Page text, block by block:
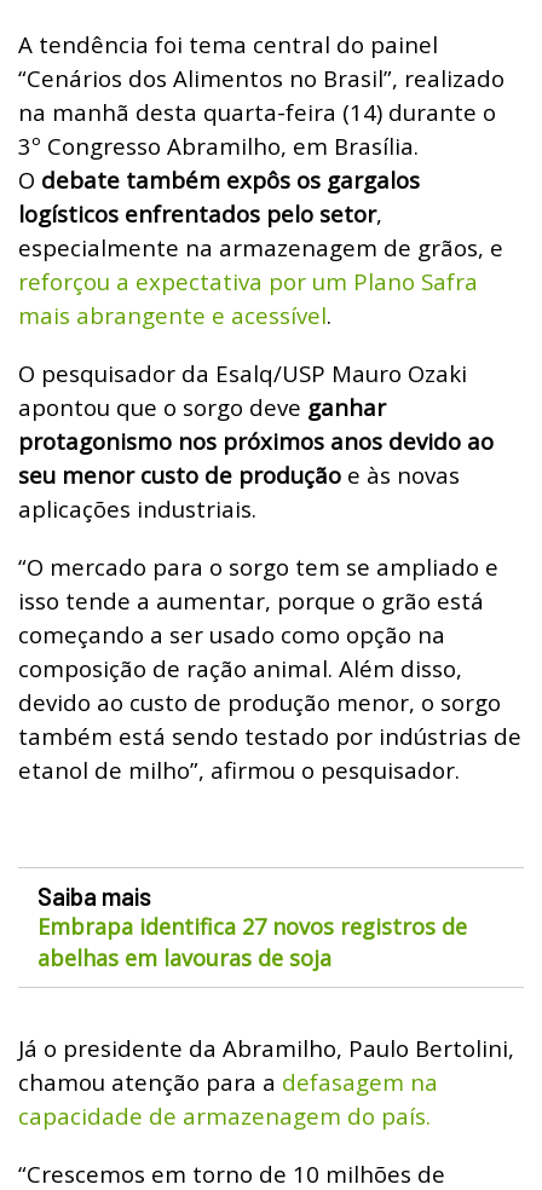
A tendência foi tema central do painel
“Cenários dos Alimentos no Brasil”, realizado
na manhã desta quarta-feira (14) durante o
3º Congresso Abramilho, em Brasília.
O debate também expôs os gargalos
logísticos enfrentados pelo setor,
especialmente na armazenagem de grãos, e
reforçou a expectativa por um Plano Safra
mais abrangente e acessível.
O pesquisador da Esalq/USP Mauro Ozaki
apontou que o sorgo deve ganhar
protagonismo nos próximos anos devido ao
seu menor custo de produção e às novas
aplicações industriais.
“O mercado para o sorgo tem se ampliado e
isso tende a aumentar, porque o grão está
começando a ser usado como opção na
composição de ração animal. Além disso,
devido ao custo de produção menor, o sorgo
também está sendo testado por indústrias de
etanol de milho”, afirmou o pesquisador.
Saiba mais
Embrapa identifica 27 novos registros de
abelhas em lavouras de soja
Já o presidente da Abramilho, Paulo Bertolini,
chamou atenção para a defasagem na
capacidade de armazenagem do país.
“Crescemos em torno de 10 milhões de